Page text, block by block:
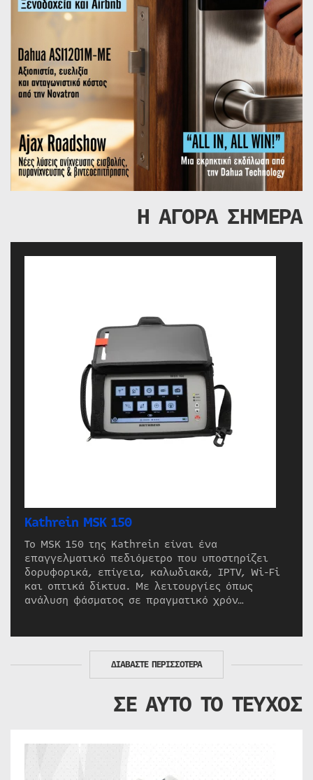
Η ΑΓΟΡΑ ΣΗΜΕΡΑ
Kathrein MSK 150
Το MSK 150 της Kathrein είναι ένα
επαγγελματικό πεδιόμετρο που υποστηρίζει
δορυφορικά, επίγεια, καλωδιακά, IPTV, Wi-Fi
και οπτικά δίκτυα. Με λειτουργίες όπως
ανάλυση φάσματος σε πραγματικό χρόν…
ΔΙΑΒΑΣΤΕ ΠΕΡΙΣΣΟΤΕΡΑ
ΣΕ ΑΥΤΟ ΤΟ ΤΕΥΧΟΣ